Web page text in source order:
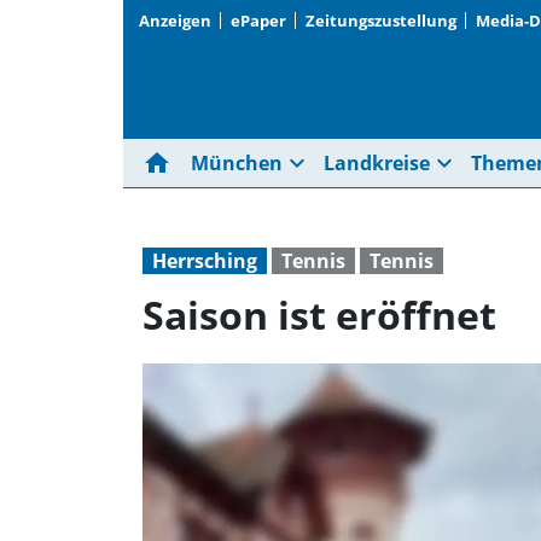
Anzeigen ePaper Zeitungszustellung Media-
home München expand_more Landkreise expand_more
Herrsching Tennis Tennis
Saison ist eröffnet